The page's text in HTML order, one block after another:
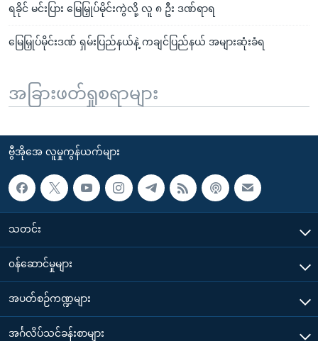
ရခိုင် မင်းပြား မြေမြှုပ်မိုင်းကွဲလို့ လူ ၈ ဦး ဒဏ်ရာရ
မြေမြှုပ်မိုင်းဒဏ် ရှမ်းပြည်နယ်နဲ့ ကချင်ပြည်နယ် အများဆုံးခံရ
အခြားဖတ်ရှုစရာများ
ဗွီအိုအေ လူမှုကွန်ယက်များ
သတင်း
၀န်ဆောင်မှုများ
အပတ်စဉ်ကဏ္ဍများ
အင်္ဂလိပ်သင်ခန်းစာများ